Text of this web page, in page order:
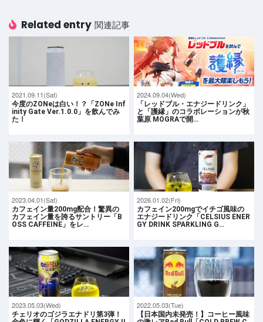
Related entry 関連記事
2021.09.11(Sat)
今度のZONeは白い！？「ZONe Inf
inity Gate Ver.1.0.0」を飲んでみ
た！
2024.09.04(Wed)
「レッドブル・エナジードリンク」
と「護縁」のコラボレーションが秋
葉原 MOGRAで開…
2023.04.01(Sat)
カフェイン量200mg配合！驚異の
カフェイン量を誇るサントリー「B
OSS CAFFEINE」をレ…
2026.01.02(Fri)
カフェイン200mgでイチゴ風味の
エナジードリンク「CELSIUS ENER
GY DRINK SPARKLING G…
2023.05.03(Wed)
チェリオのゴジラエナドリ第3弾！
2022.05.03(Tue)
【日本国内未発売！】コーヒー風味